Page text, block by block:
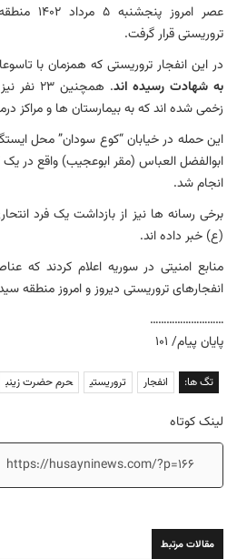
عصر
تروریستی قرار گرفت.
در این انفجار تروریستی که همزمان با
به شهادت رسیده اند
.
زخمی شده اند که به بیمارستان ها و مراکز
این حمله در خیابان “کوع سودان” محل
ابوالفضل العباس (مقر ابوعجیب) واقع در
انجام شد.
برخی رسانه ها نیز از بازداشت یک فرد
(ع) خبر داده اند.
منابع امنیتی در سوریه اعلام کردند که
انفجارهای تروریستی دیروز و امروز
………………………
پایان پیام/ ۱۰۱
تگ ها: انفجار تروریستی حرم حضرت زینب
لینک کوتاه
مقالات مرتبط